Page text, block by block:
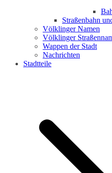
Straßenbahn
Völklinger Namen
Völklinger
Wappen der Stadt
Nachrichten
Stadtteile